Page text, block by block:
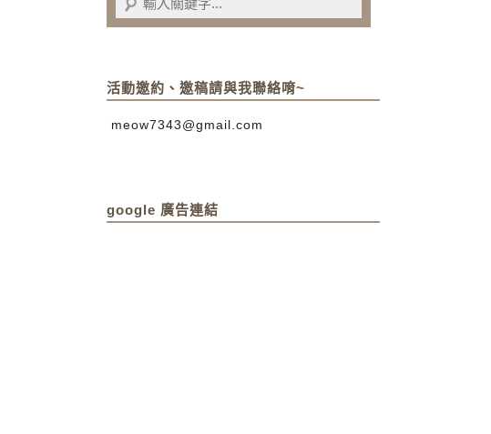
活動邀約、邀稿請與我聯絡唷~
meow7343@gmail.com
google 廣告連結